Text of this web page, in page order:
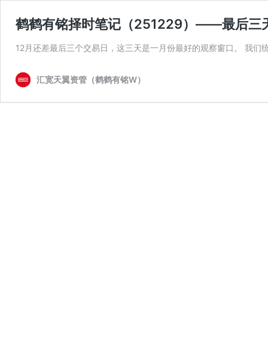
鹤鹤有铭择时笔记（251229）——最后三
12月还差最后三个交易日，这三天是一月份最好的观察窗口。 我
汇宽天翼资管（鹤鹤有铭W）